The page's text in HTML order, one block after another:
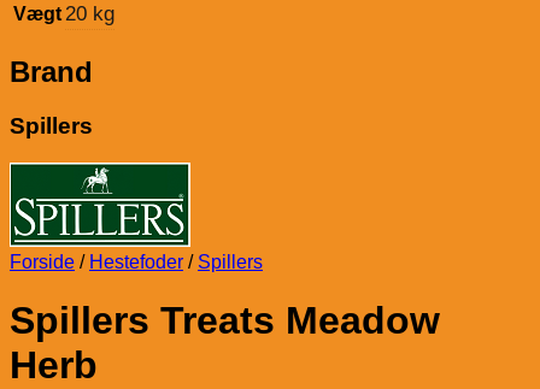
Vægt 20 kg
Brand
Spillers
Forside / Hestefoder / Spillers
Spillers Treats Meadow
Herb